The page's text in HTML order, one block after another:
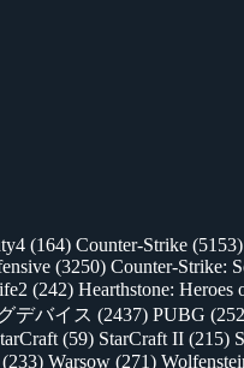
(164) Counter-Strike (5153)
(3250) Counter-Strike:
(242) Hearthstone: Heroes
デバイス (2437) PUBG
(59) StarCraft II (215)
(233) Warsow (271)